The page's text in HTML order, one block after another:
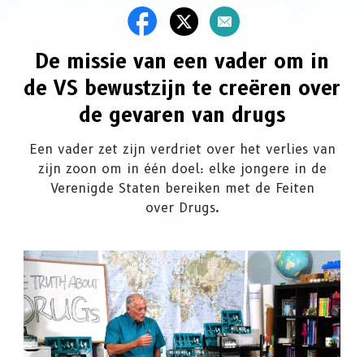
De missie van een vader om in
de VS bewustzijn te creëren over
de gevaren van drugs
Een vader zet zijn verdriet over het verlies van
zijn zoon om in één doel: elke jongere in de
Verenigde Staten bereiken met de Feiten
over Drugs.